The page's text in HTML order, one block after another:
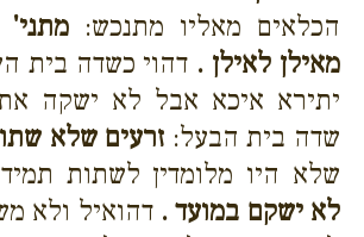
הכלאים מאליו מתנכש: מתני'
מאילן לאילן . דהוי כשדה בית
יתירא איכא אבל לא ישקה
שדה בית הבעל: זרעים שלא
שלא היו מלומדין לשתות
לא ישקם במועד . דהואיל ולא